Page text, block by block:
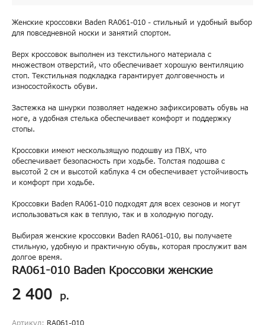
Женские кроссовки Baden RA061-010 - стильный и удобный выбор
для повседневной носки и занятий спортом.
Верх кроссовок выполнен из текстильного материала с
множеством отверстий, что обеспечивает хорошую вентиляцию
стоп. Текстильная подкладка гарантирует долговечность и
износостойкость обуви.
Застежка на шнурки позволяет надежно зафиксировать обувь на
ноге, а удобная стелька обеспечивает комфорт и поддержку
стопы.
Кроссовки имеют нескользящую подошву из ПВХ, что
обеспечивает безопасность при ходьбе. Толстая подошва с
высотой 2 см и высотой каблука 4 см обеспечивает устойчивость
и комфорт при ходьбе.
Кроссовки Baden RA061-010 подходят для всех сезонов и могут
использоваться как в теплую, так и в холодную погоду.
Выбирая женские кроссовки Baden RA061-010, вы получаете
стильную, удобную и практичную обувь, которая прослужит вам
долгое время.
RA061-010 Baden Кроссовки женские
2 400 р.